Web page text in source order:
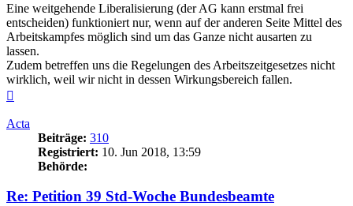
Eine weitgehende Liberalisierung (der AG kann erstmal frei
entscheiden) funktioniert nur, wenn auf der anderen Seite Mittel des
Arbeitskampfes möglich sind um das Ganze nicht ausarten zu
lassen.
Zudem betreffen uns die Regelungen des Arbeitszeitgesetzes nicht
wirklich, weil wir nicht in dessen Wirkungsbereich fallen.
Acta
Beiträge: 310
Registriert: 10. Jun 2018, 13:59
Behörde:
Re: Petition 39 Std-Woche Bundesbeamte